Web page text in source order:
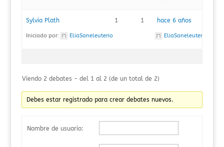
Sylvia Plath
Iniciado por: EliaSaneleuterio
1 1 hace 6 años
EliaSaneleuterio
Viendo 2 debates - del 1 al 2 (de un total de 2)
Debes estar registrado para crear debates nuevos.
Nombre de usuario: